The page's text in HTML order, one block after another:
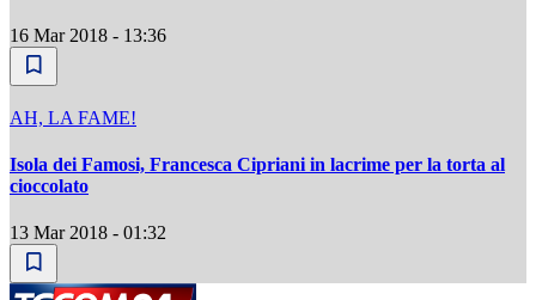
16 Mar 2018 - 13:36
AH, LA FAME!
Isola dei Famosi, Francesca Cipriani in lacrime per la torta al
cioccolato
13 Mar 2018 - 01:32